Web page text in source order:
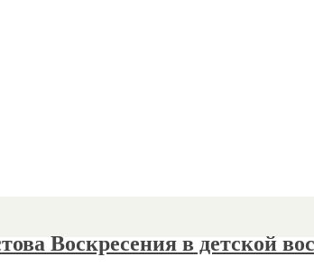
Воскресения в детской